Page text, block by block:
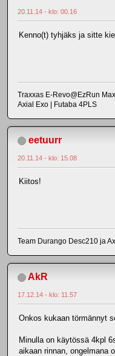
20.11.14 - klo: 00.16
Kenno(t) tyhjäks ja sitte
Traxxas E-Revo@EzRun
Axial Exo | Futaba 4PLS
eetuurr
20.11.14 - klo: 15.08
Kiitos!
Team Durango Desc210 ja
AkR
17.12.14 - klo: 11.57
Onkos kukaan törmännyt
Minulla on käytössä 4kpl
aikaan rinnan, ongelmana